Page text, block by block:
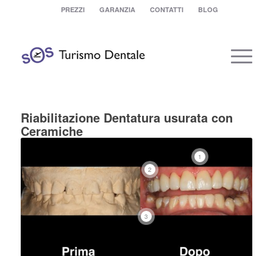
PREZZI GARANZIA CONTATTI BLOG
Riabilitazione Dentatura usurata con
Ceramiche
1
2
3